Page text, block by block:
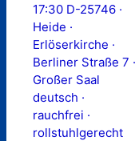
17:30 D-25746 ·
Heide ·
Erlöserkirche ·
Berliner Straße 7 ·
Großer Saal
deutsch ·
rauchfrei ·
rollstuhlgerecht